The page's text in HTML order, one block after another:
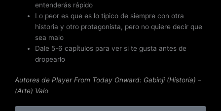
entenderás rápido
Lo peor es que es lo típico de siempre con otra
historia y otro protagonista, pero no quiere decir que
sea malo
Dale 5-6 capítulos para ver si te gusta antes de
dropearlo
Autores de Player From Today Onward: Gabinji (Historia) –
(Arte) Valo